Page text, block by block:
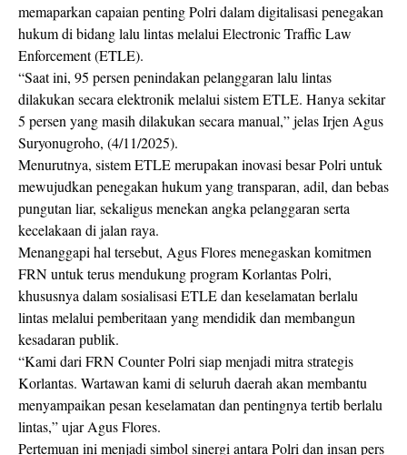
memaparkan capaian penting Polri dalam digitalisasi penegakan
hukum di bidang lalu lintas melalui Electronic Traffic Law
Enforcement (ETLE).
“Saat ini, 95 persen penindakan pelanggaran lalu lintas
dilakukan secara elektronik melalui sistem ETLE. Hanya sekitar
5 persen yang masih dilakukan secara manual,” jelas Irjen Agus
Suryonugroho, (4/11/2025).
Menurutnya, sistem ETLE merupakan inovasi besar Polri untuk
mewujudkan penegakan hukum yang transparan, adil, dan bebas
pungutan liar, sekaligus menekan angka pelanggaran serta
kecelakaan di jalan raya.
Menanggapi hal tersebut, Agus Flores menegaskan komitmen
FRN untuk terus mendukung program Korlantas Polri,
khususnya dalam sosialisasi ETLE dan keselamatan berlalu
lintas melalui pemberitaan yang mendidik dan membangun
kesadaran publik.
“Kami dari FRN Counter Polri siap menjadi mitra strategis
Korlantas. Wartawan kami di seluruh daerah akan membantu
menyampaikan pesan keselamatan dan pentingnya tertib berlalu
lintas,” ujar Agus Flores.
Pertemuan ini menjadi simbol sinergi antara Polri dan insan pers